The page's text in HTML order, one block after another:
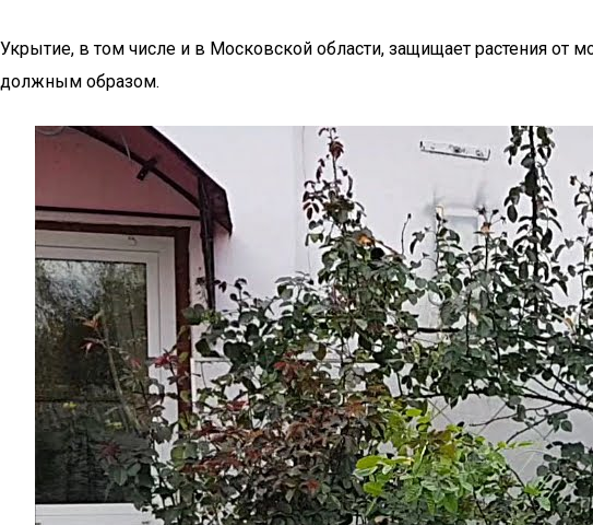
Укрытие, в том числе и в Московской области, защищает растения
должным образом.